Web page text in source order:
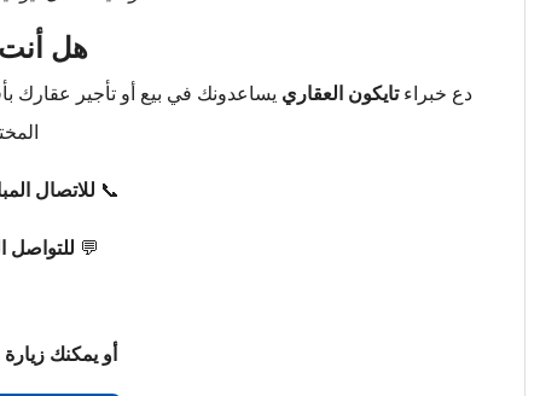
هل
دع خبراءتايكون العقاري يساعدونك في بيع أو تأجير
📞 للاتصال
💬 للتواصل
أو يمكنك